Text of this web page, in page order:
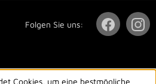
Folgen Sie uns:
Cookies, um eine bestmögliche